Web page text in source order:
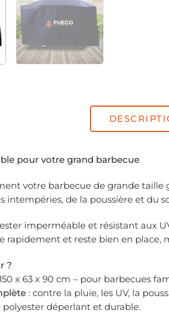
pour votre grand barbecue
votre barbecue de grande taille
intempéries, de la poussière et du
imperméable et résistant aux
rapidement et reste bien en place,
?
x 63 x 90 cm – pour barbecues
: contre la pluie, les UV, la
polyester déperlant et durable.